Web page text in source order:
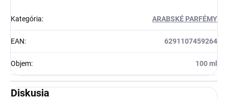
Kategória: ARABSKÉ PARFÉMY
EAN: 6291107459264
Objem: 100 ml
Diskusia